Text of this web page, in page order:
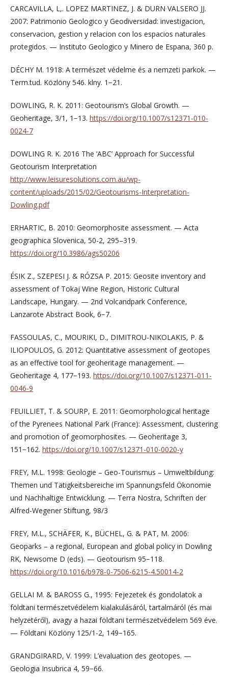
CARCAVILLA, L,. LOPEZ MARTINEZ, J. & DURN VALSERO JJ.
2007: Patrimonio Geologico y Geodiversidad: investigacion,
conservacion, gestion y relacion con los espacios naturales
protegidos. — Instituto Geologico y Minero de Espana, 360 p.
DÉCHY M. 1918: A természet védelme és a nemzeti parkok. —
Term.tud. Közlöny 546. klny. 1−21.
DOWLING, R. K. 2011: Geotourism’s Global Growth. —
Geoheritage, 3/1, 1−13. https://doi.org/10.1007/s12371-010-
0024-7
DOWLING R. K. 2016 The ‘ABC’ Approach for Successful
Geotourism Interpretation
http://www.leisuresolutions.com.au/wp-
content/uploads/2015/02/Geotourisms-Interpretation-
Dowling.pdf
ERHARTIC, B. 2010: Geomorphosite assessment. — Acta
geographica Slovenica, 50-2, 295–319.
https://doi.org/10.3986/ags50206
ÉSIK Z., SZEPESI J. & RÓZSA P. 2015: Geosite inventory and
assessment of Tokaj Wine Region, Historic Cultural
Landscape, Hungary. — 2nd Volcandpark Conference,
Lanzarote Abstract Book, 6−7.
FASSOULAS, C., MOURIKI, D., DIMITROU-NIKOLAKIS, P. &
ILIOPOULOS, G. 2012: Quantitative assessment of geotopes
as an effective tool for geoheritage management. —
Geoheritage 4, 177−193. https://doi.org/10.1007/s12371-011-
0046-9
FEUILLIET, T. & SOURP, E. 2011: Geomorphological heritage
of the Pyrenees National Park (France): Assessment, clustering
and promotion of geomorphosites. — Geoheritage 3,
151−162. https://doi.org/10.1007/s12371-010-0020-y
FREY, M.L. 1998: Geologie – Geo-Tourismus – Umweltbildung:
Themen und Tätigkeitsbereiche im Spannungsfeld Ökonomie
und Nachhaltige Entwicklung. — Terra Nostra, Schriften der
Alfred-Wegener Stiftung, 98/3
FREY, M.L., SCHÄFER, K., BÜCHEL, G. & PAT, M. 2006:
Geoparks – a regional, European and global policy in Dowling
RK, Newsome D (eds). — Geotourism 95−118.
https://doi.org/10.1016/b978-0-7506-6215-4.50014-2
GELLAI M. & BAROSS G., 1995: Fejezetek és gondolatok a
földtani természetvédelem kialakulásáról, tartalmáról (és mai
helyzetéről), avagy a hazai földtani természetvédelem 569 éve.
— Földtani Közlöny 125/1-2, 149−165.
GRANDGIRARD, V. 1999: L’evaluation des geotopes. —
Geologia Insubrica 4, 59−66.